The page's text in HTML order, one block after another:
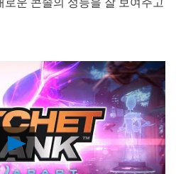
Play
Video